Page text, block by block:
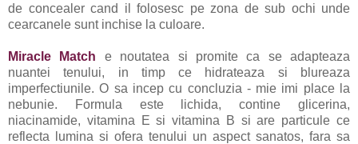
de concealer cand il folosesc pe zona de sub ochi unde
cearcanele sunt inchise la culoare.
Miracle Match e noutatea si promite ca se adapteaza
nuantei tenului, in timp ce hidrateaza si blureaza
imperfectiunile. O sa incep cu concluzia - mie imi place la
nebunie. Formula este lichida, contine glicerina,
niacinamide, vitamina E si vitamina B si are particule ce
reflecta lumina si ofera tenului un aspect sanatos, fara sa